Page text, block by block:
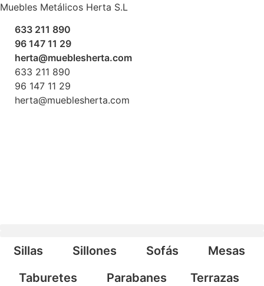
Ir
contenido
Muebles Metálicos Herta S.L
633 211 890
96 147 11 29
herta@mueblesherta.com
633 211 890
96 147 11 29
herta@mueblesherta.com
Sillas Sillones Sofás
Mesas
Taburetes
Parabanes Terrazas